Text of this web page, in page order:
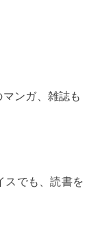
ンガ、雑誌も
スでも、読書を